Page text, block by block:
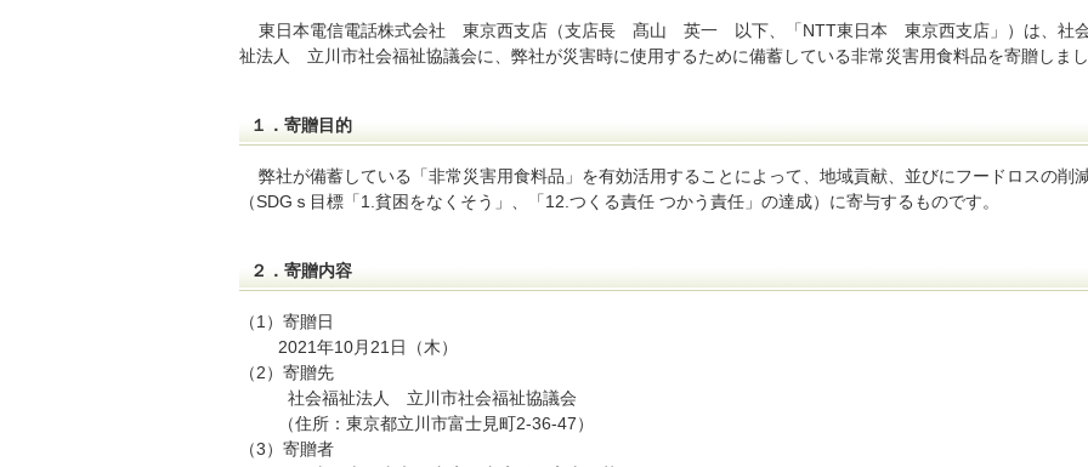
東日本電信電話株式会社 東京西支店（支店長 髙山 英一 以下、「NTT東日本 東京西支店」）は、社
祉法人 立川市社会福祉協議会に、弊社が災害時に使用するために備蓄している非常災害用食料品を寄贈しまし
１．寄贈目的
弊社が備蓄している「非常災害用食料品」を有効活用することによって、地域貢献、並びにフードロスの削
（SDGｓ目標「1.貧困をなくそう」、「12.つくる責任 つかう責任」の達成）に寄与するものです。
２．寄贈内容
（1）寄贈日
2021年10月21日（木）
（2）寄贈先
社会福祉法人 立川市社会福祉協議会
（住所：東京都立川市富士見町2-36-47）
（3）寄贈者